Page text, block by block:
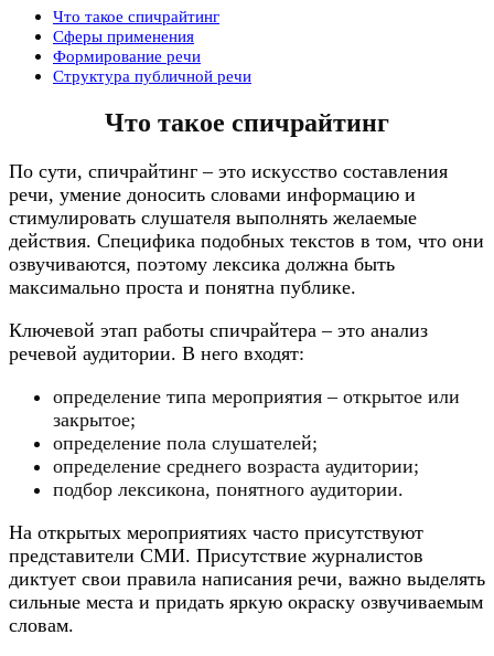
Что такое спичрайтинг
Сферы применения
Формирование речи
Структура публичной речи
Что такое спичрайтинг
По сути, спичрайтинг – это искусство составления
речи, умение доносить словами информацию и
стимулировать слушателя выполнять желаемые
действия. Специфика подобных текстов в том, что они
озвучиваются, поэтому лексика должна быть
максимально проста и понятна публике.
Ключевой этап работы спичрайтера – это анализ
речевой аудитории. В него входят:
определение типа мероприятия – открытое или
закрытое;
определение пола слушателей;
определение среднего возраста аудитории;
подбор лексикона, понятного аудитории.
На открытых мероприятиях часто присутствуют
представители СМИ. Присутствие журналистов
диктует свои правила написания речи, важно выделять
сильные места и придать яркую окраску озвучиваемым
словам.